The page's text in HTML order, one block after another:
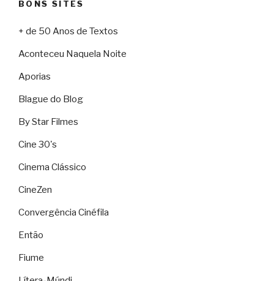
BONS SITES
+ de 50 Anos de Textos
Aconteceu Naquela Noite
Aporias
Blague do Blog
By Star Filmes
Cine 30's
Cinema Clássico
CineZen
Convergência Cinéfila
Então
Fiume